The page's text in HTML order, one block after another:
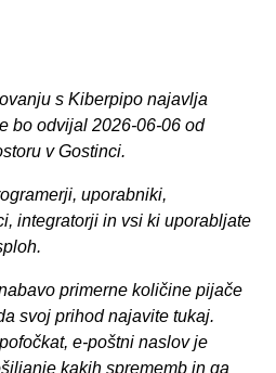
s Kiberpipo najavlja
bo odvijal 2026-06-06 od
v Gostinci.
uporabniki,
integratorji in vsi ki uporabljate
primerne količine pijače
svoj prihod najavite tukaj.
e-poštni naslov je
kakih sprememb in ga